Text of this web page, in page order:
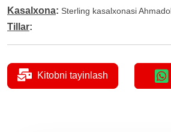
Kasalxona: Sterling kasalxonasi
Tillar:
Kitobni tayinlash